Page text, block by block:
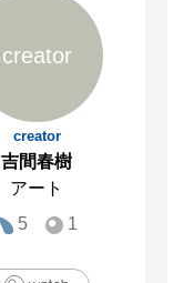
creator
creator
吉間春樹
アート
5
1